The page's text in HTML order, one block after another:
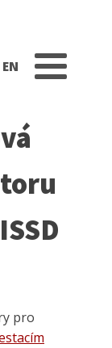
EN
pro